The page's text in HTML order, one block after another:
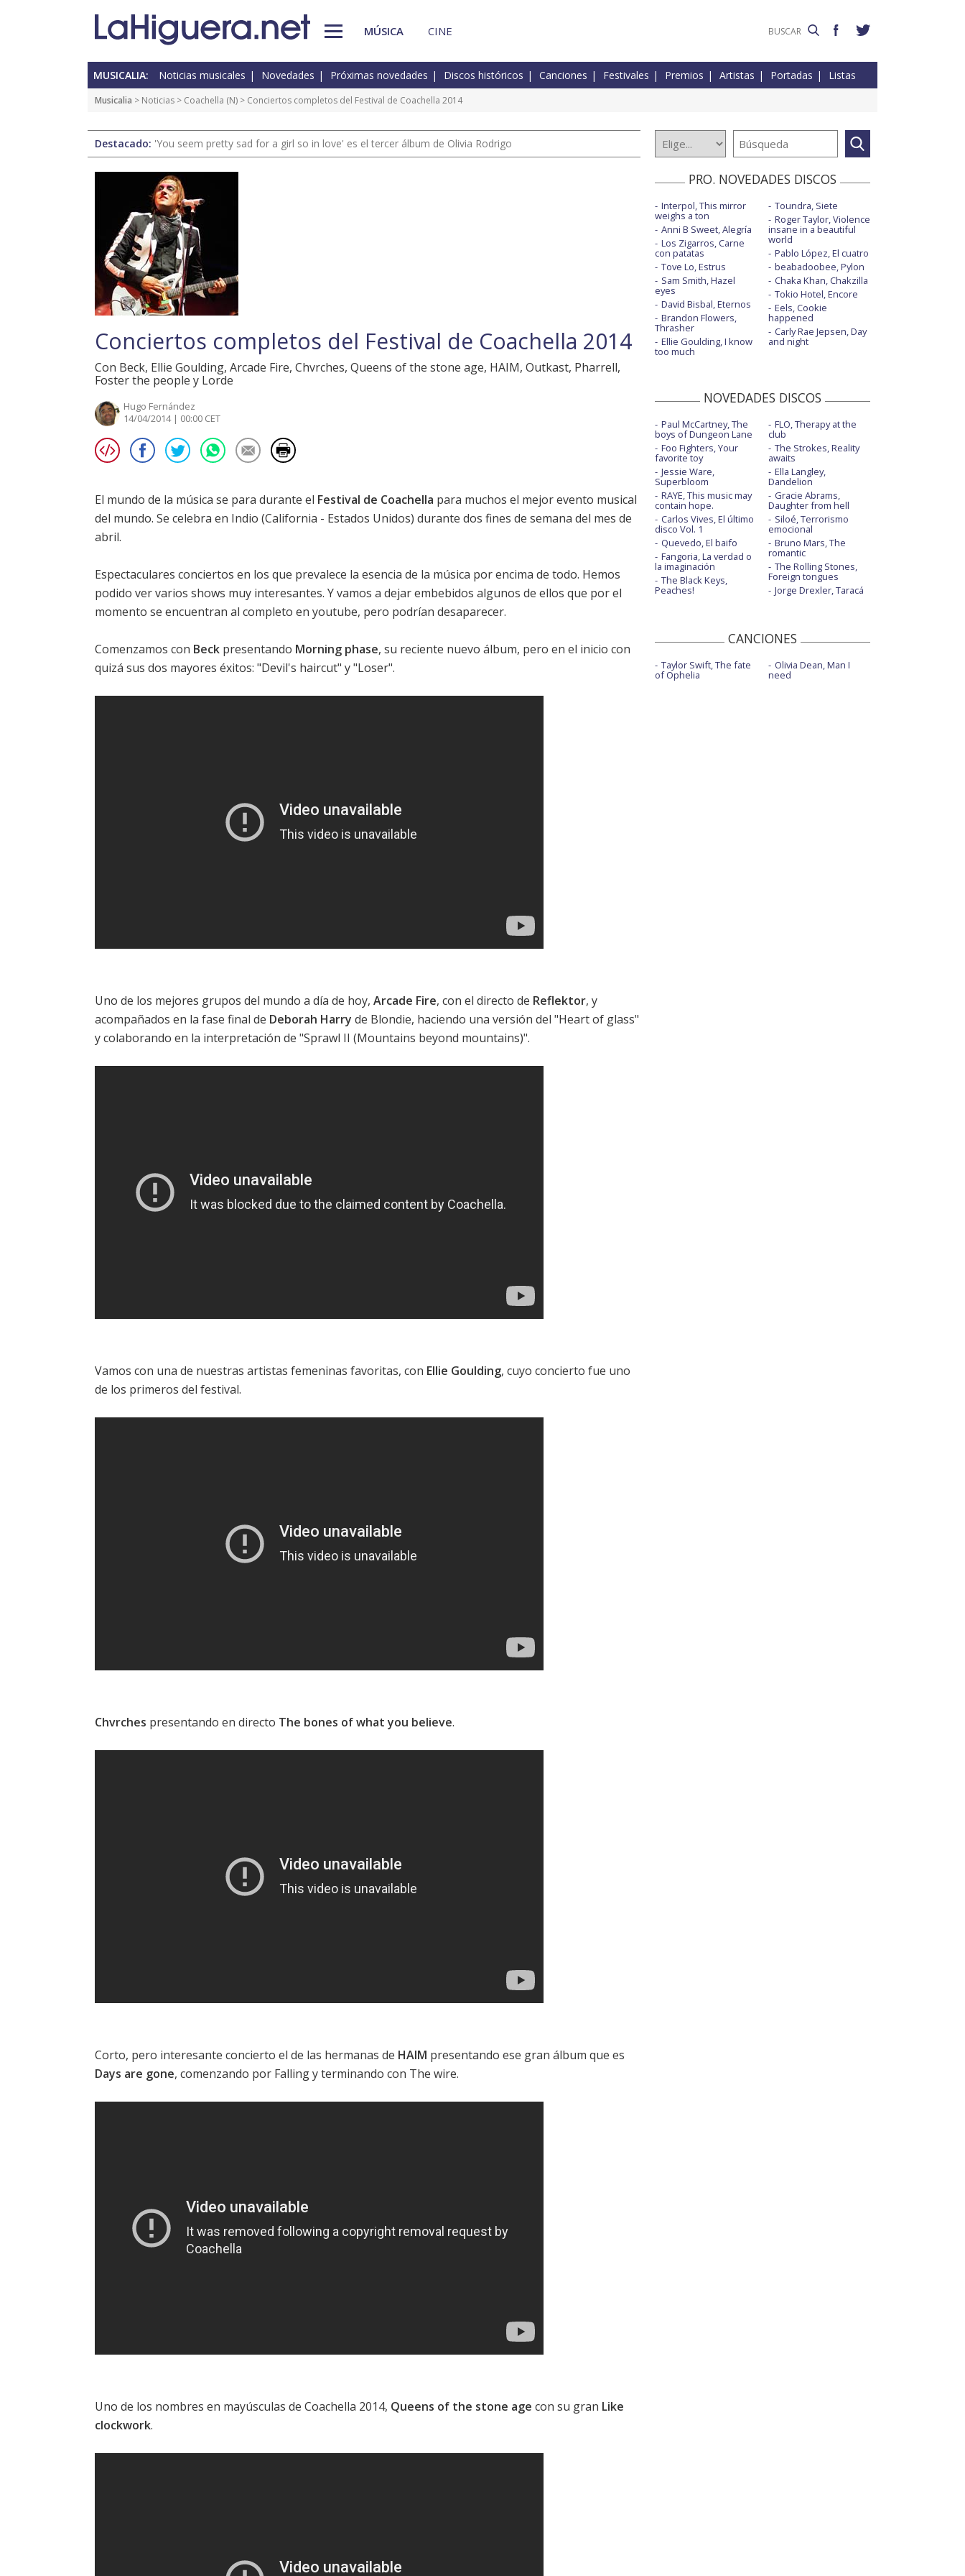
MÚSICA CINE
MUSICALIA: Noticias musicales Novedades Próximas novedades Discos históricos Canciones Festivales Premios Artistas Portadas Listas
Musicalia > Noticias > Coachella (N) > Conciertos completos del Festival de Coachella 2014
Destacado: 'You seem pretty sad for a girl so in love' es el tercer álbum de Olivia Rodrigo
Conciertos completos del Festival de Coachella 2014
Con Beck, Ellie Goulding, Arcade Fire, Chvrches, Queens of the stone age, HAIM, Outkast, Pharrell,
Foster the people y Lorde
Hugo Fernández
14/04/2014 | 00:00 CET
El mundo de la música se para durante el Festival de Coachella para muchos el mejor evento musical
del mundo. Se celebra en Indio (California - Estados Unidos) durante dos fines de semana del mes de
abril.
Espectaculares conciertos en los que prevalece la esencia de la música por encima de todo. Hemos
podido ver varios shows muy interesantes. Y vamos a dejar embebidos algunos de ellos que por el
momento se encuentran al completo en youtube, pero podrían desaparecer.
Comenzamos con Beck presentando Morning phase, su reciente nuevo álbum, pero en el inicio con
quizá sus dos mayores éxitos: "Devil's haircut" y "Loser".
Uno de los mejores grupos del mundo a día de hoy, Arcade Fire, con el directo de Reflektor, y
acompañados en la fase final de Deborah Harry de Blondie, haciendo una versión del "Heart of glass"
y colaborando en la interpretación de "Sprawl II (Mountains beyond mountains)".
Vamos con una de nuestras artistas femeninas favoritas, con Ellie Goulding, cuyo concierto fue uno
de los primeros del festival.
Chvrches presentando en directo The bones of what you believe.
Corto, pero interesante concierto el de las hermanas de HAIM presentando ese gran álbum que es
Days are gone, comenzando por Fallingy terminando con The wire.
Uno de los nombres en mayúsculas de Coachella 2014, Queens of the stone age con su gran Like
clockwork.
PRO. NOVEDADES DISCOS
Interpol, This mirror
weighs a ton
Anni B Sweet, Alegría
Los Zigarros, Carne
con patatas
Tove Lo, Estrus
Sam Smith, Hazel
eyes
David Bisbal, Eternos
Brandon Flowers,
Thrasher
Ellie Goulding, I know
too much
Toundra, Siete
Roger Taylor, Violence
insane in a beautiful
world
Pablo López, El cuatro
beabadoobee, Pylon
Chaka Khan, Chakzilla
Tokio Hotel, Encore
Eels, Cookie
happened
Carly Rae Jepsen, Day
and night
NOVEDADES DISCOS
Paul McCartney, The
boys of Dungeon Lane
Foo Fighters, Your
favorite toy
Jessie Ware,
Superbloom
RAYE, This music may
contain hope.
Carlos Vives, El último
disco Vol. 1
Quevedo, El baifo
Fangoria, La verdad o
la imaginación
The Black Keys,
Peaches!
FLO, Therapy at the
club
The Strokes, Reality
awaits
Ella Langley,
Dandelion
Gracie Abrams,
Daughter from hell
Siloé, Terrorismo
emocional
Bruno Mars, The
romantic
The Rolling Stones,
Foreign tongues
Jorge Drexler, Taracá
CANCIONES
Taylor Swift, The fate
of Ophelia
Olivia Dean, Man I
need